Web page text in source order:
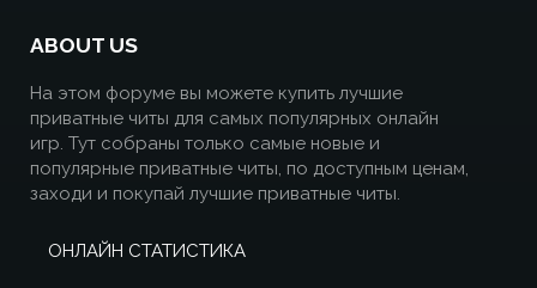
ABOUT US
На этом форуме вы можете купить лучшие
приватные читы для самых популярных онлайн
игр. Тут собраны только самые новые и
популярные приватные читы, по доступным ценам,
заходи и покупай лучшие приватные читы.
ОНЛАЙН СТАТИСТИКА